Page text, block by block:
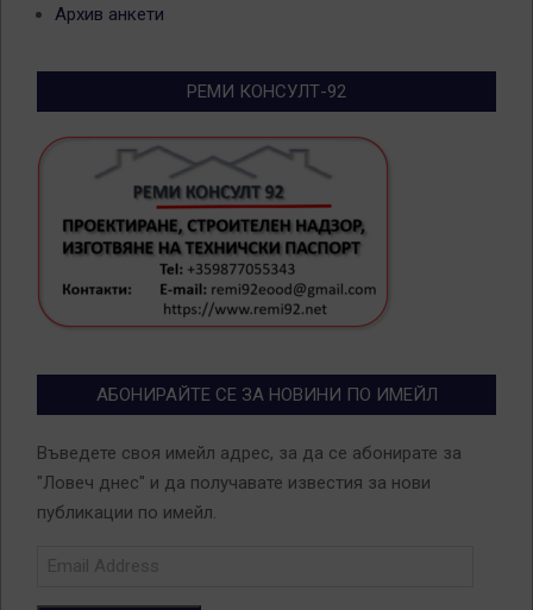
Архив анкети
РЕМИ КОНСУЛТ-92
АБОНИРАЙТЕ СЕ ЗА НОВИНИ ПО ИМЕЙЛ
Въведете своя имейл адрес, за да се абонирате за
"Ловеч днес" и да получавате известия за нови
публикации по имейл.